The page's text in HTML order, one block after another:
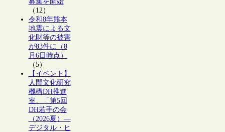
（12）
令和8年熊本
地震による文
化財等の被害
が83件に（8
月6日時点）
（5）
【イベント】
人間文化研究
機構DH推進
室、「第5回
DH若手の会
（2026夏）―
デジタル・ヒ